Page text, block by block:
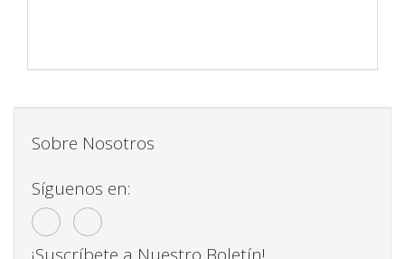
Sobre Nosotros
Síguenos en: